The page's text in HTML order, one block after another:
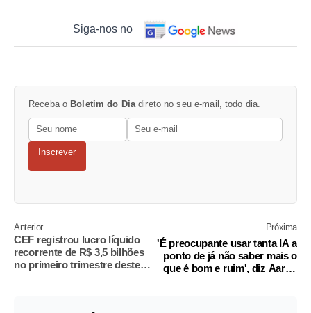
Siga-nos no
Receba o Boletim do Diadireto no seu e-mail, todo dia.
Inscrever
Anterior
CEF registrou lucro líquido
recorrente de R$ 3,5 bilhões
no primeiro trimestre deste
Próxima
'É preocupante usar tanta IA a
ponto de já não saber mais o
que é bom e ruim', diz Aaron